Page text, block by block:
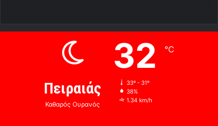
Πειραιάς
Καθαρός Ουρανός
32 ℃
33º - 31º
38%
1.34 km/h